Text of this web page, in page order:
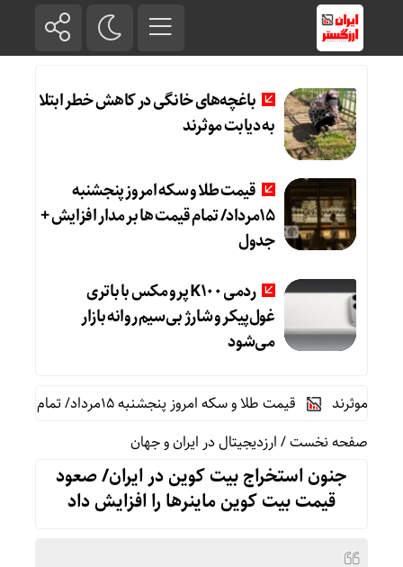
باغچه‌های خانگی در کاهش خطر ابتلا
به دیابت موثرند
قیمت طلا و سکه امروز پنجشنبه
15مرداد/ تمام قیمت ها بر مدار افزایش +
جدول
ردمی K100 پرو مکس با باتری
غول‌پیکر و شارژ بی‌سیم روانه بازار
می‌شود
قیمت طلا و سکه امروز پنجشنبه 15مرداد/ تمام قیمت ها بر مدار افزایش + جدول
صفحه نخست/ارزدیجیتال در ایران و جهان
جنون استخراج بیت کوین در ایران/ صعود
قیمت بیت کوین ماینرها را افزایش داد